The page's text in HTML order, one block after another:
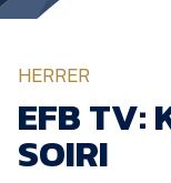
HERRER
EFB TV:
SOIRI